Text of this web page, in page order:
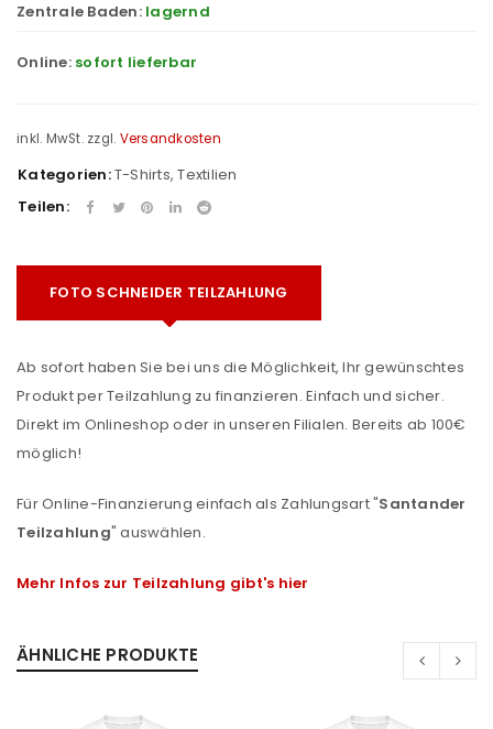
Zentrale Baden: lagernd
Online: sofort lieferbar
inkl. MwSt. zzgl. Versandkosten
Kategorien:T-Shirts,Textilien
Teilen:
FOTO SCHNEIDER TEILZAHLUNG
Ab sofort haben Sie bei uns die Möglichkeit, Ihr gewünschtes
Produkt per Teilzahlung zu finanzieren. Einfach und sicher.
Direkt im Onlineshop oder in unseren Filialen. Bereits ab 100€
möglich!
Für Online-Finanzierung einfach als Zahlungsart "Santander
Teilzahlung" auswählen.
Mehr Infos zur Teilzahlung gibt's hier
ÄHNLICHE PRODUKTE